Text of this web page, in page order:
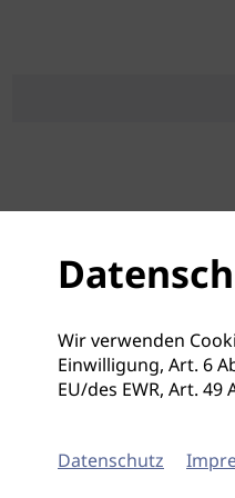
Wir verwenden
Einwilligung, Art. 6
EU/des EWR, Art. 49
Datenschutz